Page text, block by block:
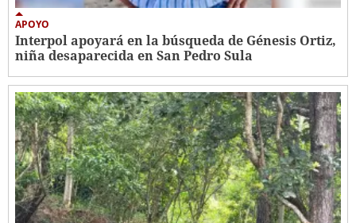
APOYO
Interpol apoyará en la búsqueda de Génesis Ortiz,
niña desaparecida en San Pedro Sula